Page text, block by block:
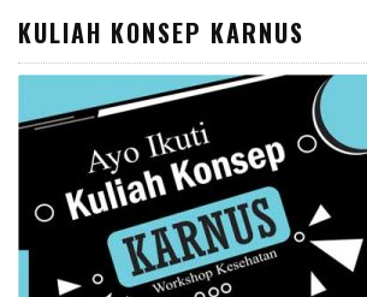
KULIAH KONSEP KARNUS